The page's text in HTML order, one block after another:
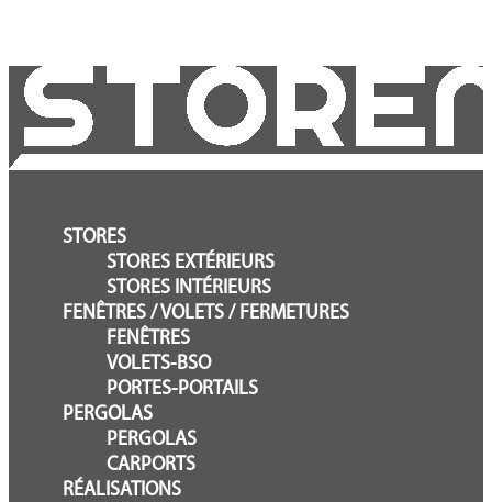
STORES
STORES EXTÉRIEURS
STORES INTÉRIEURS
FENÊTRES / VOLETS / FERMETURES
FENÊTRES
VOLETS-BSO
PORTES-PORTAILS
PERGOLAS
PERGOLAS
CARPORTS
RÉALISATIONS